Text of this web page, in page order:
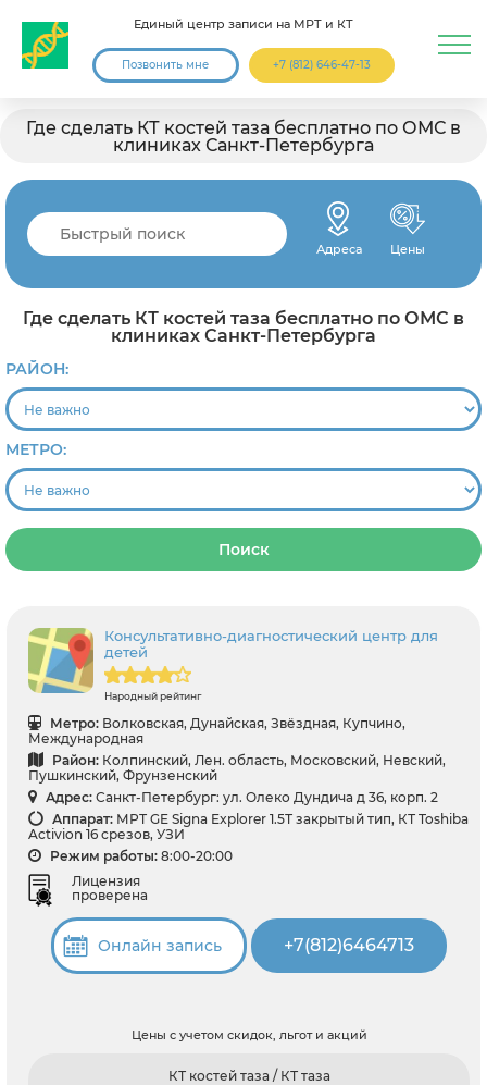
Единый центр записи на МРТ и КТ
Позвонить мне +7 (812) 646-47-13
Где сделать КТ костей таза бесплатно по ОМС в
клиниках Санкт-Петербурга
Адреса Цены
Где сделать КТ костей таза бесплатно по ОМС в
клиниках Санкт-Петербурга
РАЙОН:
МЕТРО:
Поиск
Консультативно-диагностический центр для
детей
Народный рейтинг
Метро: Волковская, Дунайская, Звёздная, Купчино,
Международная
Район: Колпинский, Лен. область, Московский, Невский,
Пушкинский, Фрунзенский
Адрес: Санкт-Петербург: ул. Олеко Дундича д 36, корп. 2
Аппарат: МРТ GE Signa Explorer 1.5Т закрытый тип, КТ Toshiba
Activion 16 срезов, УЗИ
Режим работы: 8:00-20:00
Лицензия
проверена
Онлайн запись +7(812)6464713
Цены с учетом скидок, льгот и акций
КТ костей таза / КТ таза